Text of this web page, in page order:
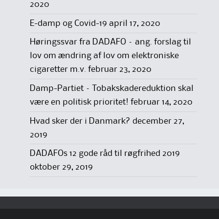
2020
E-damp og Covid-19 april 17, 2020
Høringssvar fra DADAFO – ang. forslag til
lov om ændring af lov om elektroniske
cigaretter m.v. februar 23, 2020
Damp-Partiet – Tobakskadereduktion skal
være en politisk prioritet! februar 14, 2020
Hvad sker der i Danmark? december 27,
2019
DADAFOs 12 gode råd til røgfrihed 2019
oktober 29, 2019